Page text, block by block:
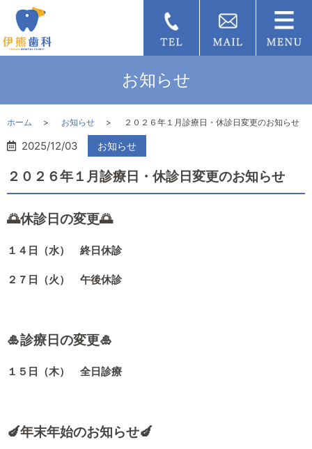
お知らせ
ホーム お知らせ ２０２６年１月診療日・休診日変更のお知らせ
2025/12/03 お知らせ
２０２６年１月診療日・休診日変更のお知らせ
🌅休診日の変更🌅
１４日（水） 終日休診
２７日（火） 午後休診
🎍診療 日の変更🎍
１５日（木） 全日診療
🍆年末年始のお知らせ🍆